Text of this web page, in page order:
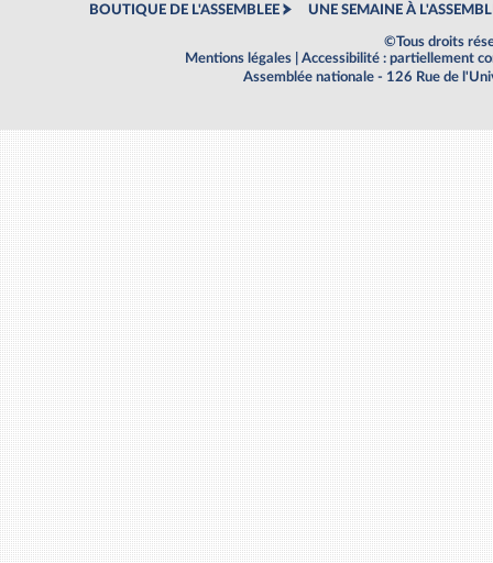
BOUTIQUE DE L'ASSEMBLEE UNE SEMAINE À
©Tous droits
Mentions légales
Accessibilité : partiellement
Assemblée nationale - 126 Rue de